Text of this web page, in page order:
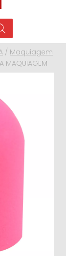
/ Maquiagem
MAQUIAGEM